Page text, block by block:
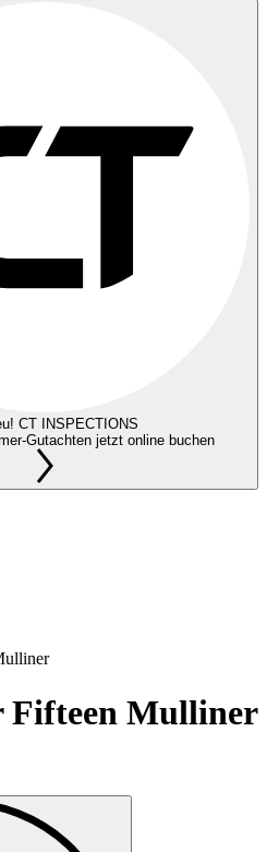
CT INSPECTIONS
Gutachten jetzt online buchen
Fifteen Mulliner